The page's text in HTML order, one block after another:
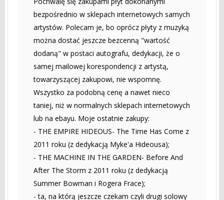
bezpośrednio w sklepach internetowych samych
artystów. Polecam je, bo oprócz płyty z muzyką
można dostać jeszcze bezcenną "wartość
dodaną" w postaci autografu, dedykacji, że o
samej mailowej korespondencji z artystą,
towarzyszącej zakupowi, nie wspomnę.
Wszystko za podobną cenę a nawet nieco
taniej, niż w normalnych sklepach internetowych
lub na ebayu. Moje ostatnie zakupy:
- THE EMPIRE HIDEOUS- The Time Has Come z
2011 roku (z dedykacją Myke'a Hideousa);
- THE MACHINE IN THE GARDEN- Before And
After The Storm z 2011 roku (z dedykacją
Summer Bowman i Rogera Frace);
- ta, na którą jeszcze czekam czyli drugi solowy